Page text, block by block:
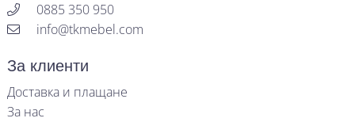
0885 350 950
info@tkmebel.com
За клиенти
Доставка и плащане
За нас